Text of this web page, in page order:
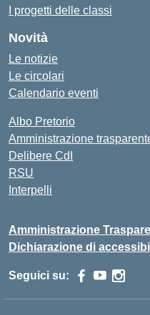
I progetti delle classi
Novità
Le notizie
Le circolari
Calendario eventi
Albo Pretorio
Amministrazione
Delibere CdI
RSU
Interpelli
Amministrazione
Dichiarazione di
Seguici su: